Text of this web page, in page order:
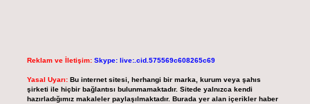
Reklam ve İletişim: Skype: live:.cid.575569c608265c69
Yasal Uyarı: Bu internet sitesi, herhangi bir marka, kurum veya şahıs
şirketi ile hiçbir bağlantısı bulunmamaktadır. Sitede yalnızca kendi
hazırladığımız makaleler paylaşılmaktadır. Burada yer alan içerikler haber